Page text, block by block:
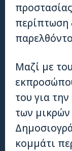
περίπτωση
Μαζί με
του για
των
κομμάτι